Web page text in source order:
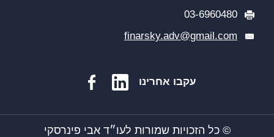
03-6960480
finarsky.adv@gmail.com
עקבו אחרינו
© כל הזכויות שמורות לעו״ד אבי פינרסקי